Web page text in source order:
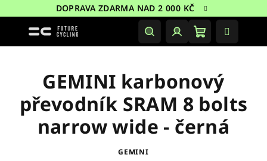
na
DOPRAVA ZDARMA NAD 2 000 KČ
HledatPřihlášeníNákupní
GEMINI karbonový
převodník SRAM 8 bolts
narrow wide - černá
GEMINI